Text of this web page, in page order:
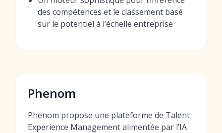
des compétences et le classement basé
sur le potentiel à l’échelle entreprise
Phenom
Phenom propose une plateforme de Talent
Experience Management alimentée par l’IA